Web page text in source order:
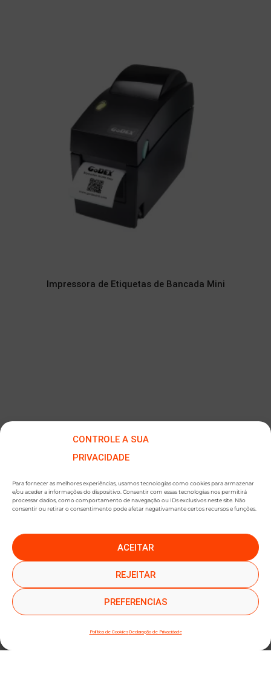
CONTROLE A SUA
PRIVACIDADE
Para fornecer as melhores experiências, usamos tecnologias como cookies para armazenar
e/ou aceder a informações do dispositivo. Consentir com essas tecnologias nos permitirá
processar dados, como comportamento de navegação ou IDs exclusivos neste site. Não
consentir ou retirar o consentimento pode afetar negativamante certos recursos e funções.
ACEITAR
REJEITAR
PREFERENCIAS
Política de Cookies Declaração de Privacidade
Impressora de Etiquetas de Bancada Mini
●SUBSCREVER NEWSLETTER●